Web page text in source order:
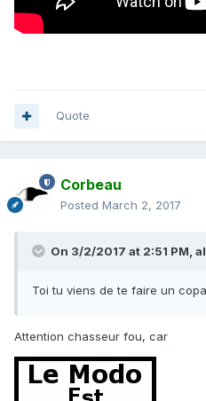
Quote
Corbeau
Posted March 2, 2017
On 3/2/2017 at 2:51 PM,
Toi tu viens de te faire un
Attention chasseur fou, car